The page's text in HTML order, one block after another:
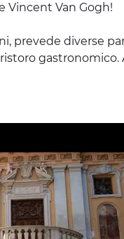
Vincent Van Gogh!
prevede diverse